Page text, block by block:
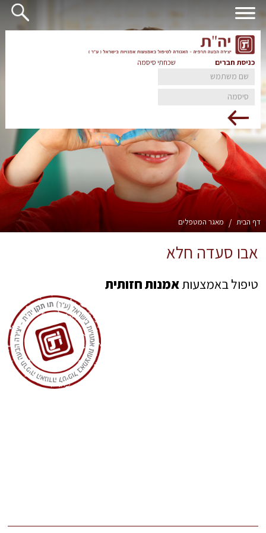
כניסת חברים שכחתי סיסמה
דף הבית / מאגר המטפלים
אבו סעדה חלא
טיפול באמצעותאמנות חזותית